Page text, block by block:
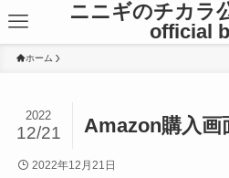
ニニギのチカラ
official
ホーム
Amazon購入画
2022
12/21
2022年12月21日